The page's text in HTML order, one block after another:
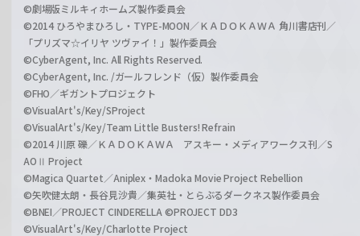
©劇場版ミルキィホームズ製作委員会
©2014 ひろやまひろし・TYPE-MOON／ＫＡＤＯＫＡＷＡ 角川書店刊／
「プリズマ☆イリヤ ツヴァイ！」製作委員会
©CyberAgent, Inc. All Rights Reserved.
©CyberAgent, Inc. /ガールフレンド（仮）製作委員会
©FHO／ギガントプロジェクト
©VisualArt's/Key/SProject
©VisualArt's/Key/Team Little Busters! Refrain
©2014 川原 礫／ＫＡＤＯＫＡＷＡ アスキー・メディアワークス刊／S
AOⅡ Project
©Magica Quartet／Aniplex・Madoka Movie Project Rebellion
©矢吹健太朗・長谷見沙貴／集英社・とらぶるダークネス製作委員会
©BNEI／PROJECT CINDERELLA ©PROJECT DD3
©VisualArt's/Key/Charlotte Project